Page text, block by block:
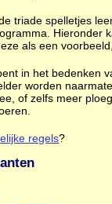
triade spelletjes
Hieronder
als een
in het bedenken
worden
of zelfs meer
regels?